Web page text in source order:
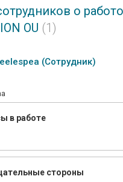
о
OU (1)
(Сотрудник)
в работе
стороны